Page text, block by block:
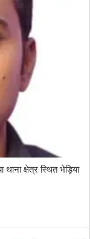
क्षेत्र स्थित भेड़िया